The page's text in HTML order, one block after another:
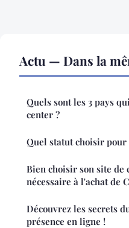
Actu — Dans la
Quels sont les 3 pays
center ?
Quel statut choisir
Bien choisir son site de
nécessaire à l'achat de
Découvrez les secrets
présence en ligne !